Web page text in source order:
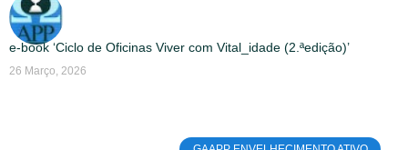
e-book ‘Ciclo de Oficinas Viver com Vital_idade (2.ªedição)’
26 Março, 2026